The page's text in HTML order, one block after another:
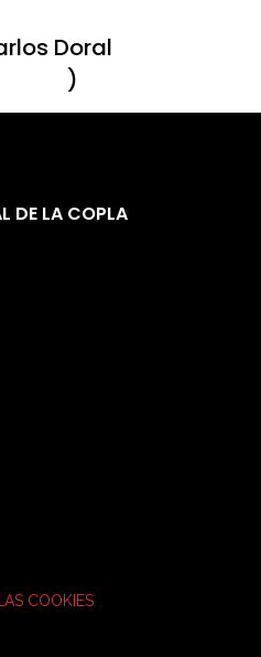
Doral
)
DE LA COPLA
COOKIES